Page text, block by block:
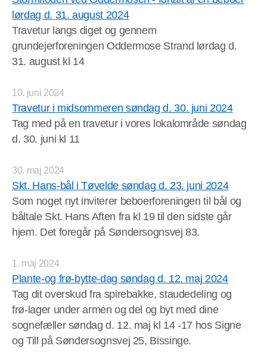
lørdag d. 31. august 2024
Travetur langs diget og gennem
grundejerforeningen Oddermose Strand lørdag d.
31. august kl 14
10. juni 2024
Travetur i midsommeren søndag d. 30. juni 2024
Tag med på en travetur i vores lokalområde søndag
d. 30. juni kl 11
30. maj 2024
Skt. Hans-bål i Tøvelde søndag d. 23. juni 2024
Som noget nyt inviterer beboerforeningen til bål og
båltale Skt. Hans Aften fra kl 19 til den sidste går
hjem. Det foregår på Søndersognsvej 83.
1. maj 2024
Plante-og frø-bytte-dag søndag d. 12. maj 2024
Tag dit overskud fra spirebakke, staudedeling og
frø-lager under armen og del og byt med dine
sognefæller søndag d. 12. maj kl 14 -17 hos Signe
og Till på Søndersognsvej 25, Bissinge.